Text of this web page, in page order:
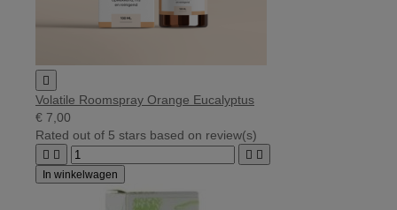

Volatile Roomspray Orange Eucalyptus
€ 7,00
Rated out of 5 stars based on review(s)
   
In winkelwagen